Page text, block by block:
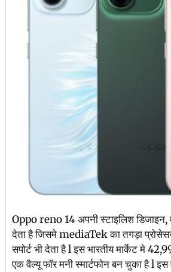
Oppo reno 14 अपनी स्टाइलिश डिजाइन,
देता है जिसमे mediaTek का तगड़ा
सपोर्ट भी देता है l इस भारतीय मार्केट मे
एक वैल्यू फॉर मनी स्मार्टफोन बन चुका है l